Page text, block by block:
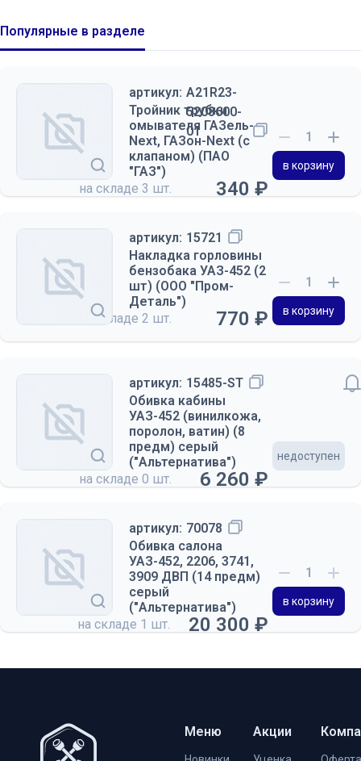
Популярные в разделе
артикул: A21R23-
5208600-
01
Тройник трубки
омывателя ГАЗель-
Next, ГАЗон-Next (с
клапаном) (ПАО
"ГАЗ")
на складе 3 шт. 340 ₽
в корзину
артикул: 15721
Накладка горловины
бензобака УАЗ-452 (2
шт) (ООО "Пром-
Деталь")
на складе 2 шт. 770 ₽ в корзину
артикул: 15485-ST
Обивка кабины
УАЗ-452 (винилкожа,
поролон, ватин) (8
предм) серый
("Альтернатива")
на складе 0 шт. 6 260 ₽
недоступен
артикул: 70078
Обивка салона
УАЗ-452, 2206, 3741,
3909 ДВП (14 предм)
серый
("Альтернатива")
на складе 1 шт. 20 300 ₽
в корзину
Меню Акции